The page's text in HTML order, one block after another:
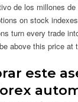
de los millones
on stock
turn every trade
above this price at
este